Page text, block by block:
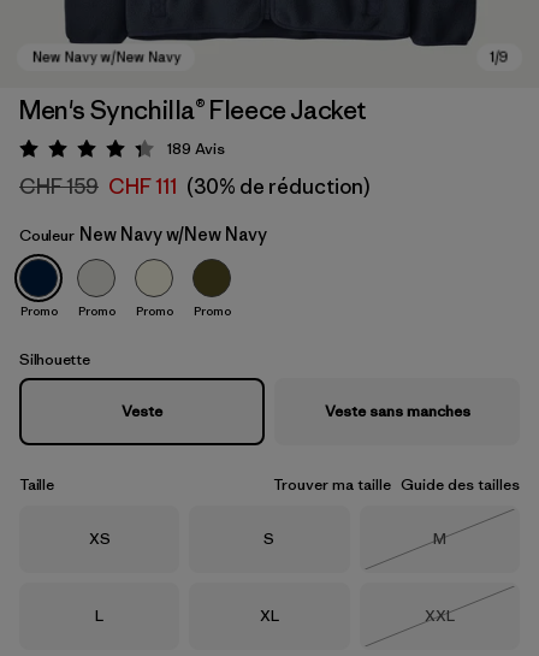
Men's Synchilla® Fleece Jacket
Évaluation: 4.3 / 5
189 Avis
CHF 159 CHF 111 (30% de réduction)
Couleur New Navy w/New Navy
Promo Promo Promo Promo
Silhouette
Veste Veste sans manches
Taille Trouver ma taille Guide des tailles
Taille
XS Taille
S Taille
M
Taille
L Taille
XL Taille
XXL